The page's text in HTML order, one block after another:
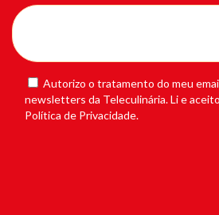
Autorizo o tratamento do meu
newsletters da Teleculinária. Li e
Política de Privacidade.